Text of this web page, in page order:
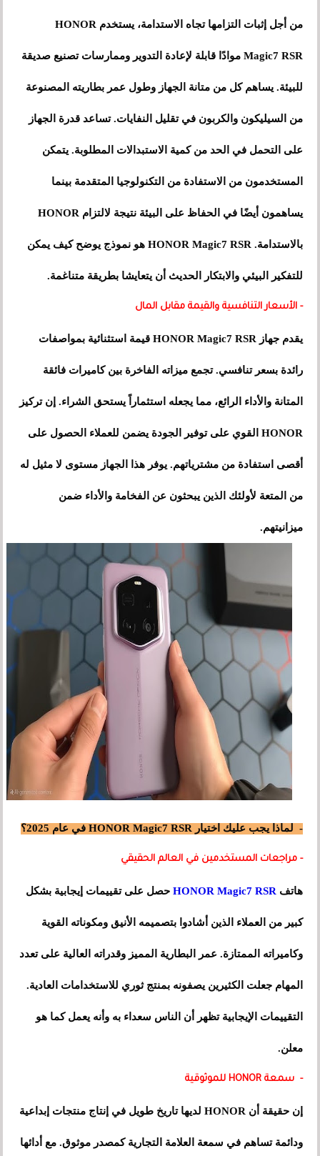
من أجل إثبات التزامها تجاه الاستدامة، يستخدم HONOR
Magic7 RSR موادًا قابلة لإعادة التدوير وممارسات تصنيع صديقة
للبيئة. يساهم كل من متانة الجهاز وطول عمر بطاريته المصنوعة
من السيليكون والكربون في تقليل النفايات. تساعد قدرة الجهاز
على التحمل في الحد من كمية الاستبدالات المطلوبة. يتمكن
المستخدمون من الاستفادة من التكنولوجيا المتقدمة بينما
يساهمون أيضًا في الحفاظ على البيئة نتيجة لالتزام HONOR
بالاستدامة. HONOR Magic7 RSR هو نموذج يوضح كيف يمكن
للتفكير البيئي والابتكار الحديث أن يتعايشا بطريقة متناغمة.
- الأسعار التنافسية والقيمة مقابل المال
يقدم جهاز HONOR Magic7 RSR قيمة استثنائية بمواصفات
رائدة بسعر تنافسي. تجمع ميزاته الفاخرة بين كاميرات فائقة
المتانة والأداء الرائع، مما يجعله استثماراً يستحق الشراء. إن تركيز
HONOR القوي على توفير الجودة يضمن للعملاء الحصول على
أقصى استفادة من مشترياتهم. يوفر هذا الجهاز مستوى لا مثيل له
من المتعة لأولئك الذين يبحثون عن الفخامة والأداء ضمن
ميزانيتهم.
- لماذا يجب عليك اختيار HONOR Magic7 RSR في عام 2025؟
- مراجعات المستخدمين في العالم الحقيقي
هاتفHONOR Magic7 RSR حصل على تقييمات إيجابية بشكل
كبير من العملاء الذين أشادوا بتصميمه الأنيق ومكوناته القوية
وكاميراته الممتازة. عمر البطارية المميز وقدراته العالية على تعدد
المهام جعلت الكثيرين يصفونه بمنتج ثوري للاستخدامات العادية.
التقييمات الإيجابية تظهر أن الناس سعداء به وأنه يعمل كما هو
معلن.
- سمعة HONOR للموثوقية
إن حقيقة أن HONOR لديها تاريخ طويل في إنتاج منتجات إبداعية
ودائمة تساهم في سمعة العلامة التجارية كمصدر موثوق. مع أدائها